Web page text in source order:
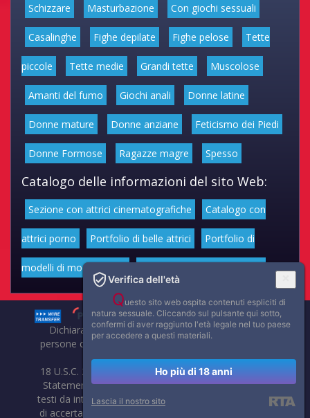
Schizzare Masturbazione Con giochi sessuali
Casalinghe Fighe depilate Fighe pelose Tette
piccole Tette medie Grandi tette Muscolose
Amanti del fumo Giochi anali Donne latine
Donne mature Donne anziane Feticismo dei Piedi
Donne Formose Ragazze magre Spesso
Catalogo delle informazioni del sito Web:
Sezione con attrici cinematografiche Catalogo con
attrici porno Portfolio di belle attrici Portfolio di
modelli di moda volgari
Dichiarazione di non responsabilità: tutti i membri e le
persone che compaiono su questo sito hanno almeno 18
anni.
18 U.S.C. 2257 Record-Keeping Requirements Compliance
Statement. Affaritaliani, prima di pubblicare foto, video o
testi da internet, compie tutte le opportune verifiche al fine
di accertarne il libero regime di circolazione e non violare i
Verifica dell'età
Questo sito web ospita contenuti espliciti di
natura sessuale. Cliccando sul pulsante qui sotto,
confermi di aver raggiunto l'età legale nel tuo paese
per accedere a questi materiali.
Ho più di 18 anni
Lascia il nostro sito